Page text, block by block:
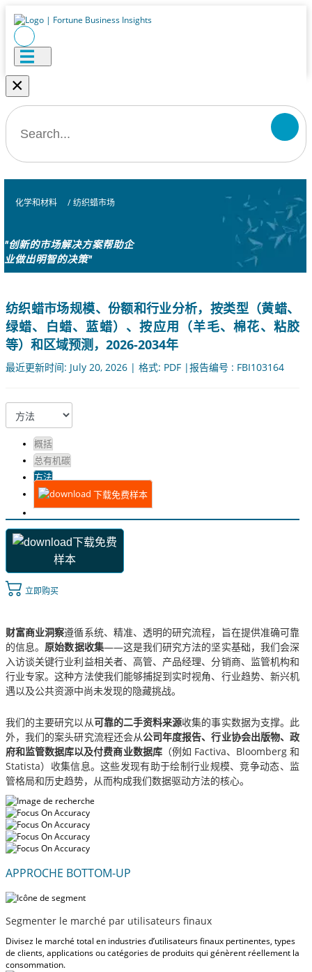
×
化学和材料 / 纺织蜡市场
"创新的市场解决方案帮助企
业做出明智的决策"
纺织蜡市场规模、份额和行业分析，按类型（黄蜡、
绿蜡、白蜡、蓝蜡）、按应用（羊毛、棉花、粘胶
等）和区域预测，2026-2034年
最近更新时间: July 20, 2026 | 格式: PDF |报告编号 : FBI103164
概括
总有机碳
方法
下载免费样本
下载免费
样本
立即购买
财富商业洞察遵循系统、精准、透明的研究流程，旨在提供准确可靠
的信息。 原始数据收集——这是我们研究方法的坚实基础，我们会深
入访谈关键行业利益相关者、高管、产品经理、分销商、监管机构和
行业专家。这种方法使我们能够捕捉到实时视角、行业趋势、新兴机
遇以及公共资源中尚未发现的隐藏挑战。
我们的主要研究以从可靠的二手资料来源收集的事实数据为支撑。此
外，我们的案头研究流程还会从公司年度报告、行业协会出版物、政
府和监管数据库以及付费商业数据库（例如 Factiva、Bloomberg 和
Statista）收集信息。这些发现有助于绘制行业规模、竞争动态、监
管格局和历史趋势，从而构成我们数据驱动方法的核心。
APPROCHE BOTTOM-UP
Segmenter le marché par utilisateurs finaux
Divisez le marché total en industries d’utilisateurs finaux pertinentes, types
de clients, applications ou catégories de produits qui génèrent réellement la
consommation.